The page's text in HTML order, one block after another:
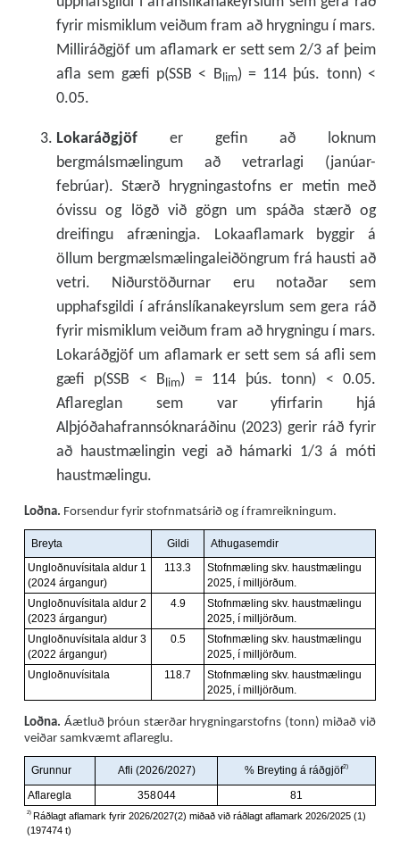
fyrir mismiklum veiðum fram að hrygningu í mars.
Milliráðgjöf um aflamark er sett sem 2/3 af þeim
afla sem gæfi p(SSB < B lim) = 114 þús. tonn) <
0.05.
Lokaráðgjöf er gefin að loknum
bergmálsmælingum að vetrarlagi (janúar-
febrúar). Stærð hrygningastofns er metin með
óvissu og lögð við gögn um spáða stærð og
dreifingu afræningja. Lokaaflamark byggir á
öllum bergmælsmælingaleiðöngrum frá hausti að
vetri. Niðurstöðurnar eru notaðar sem
upphafsgildi í afránslíkanakeyrslum sem gera ráð
fyrir mismiklum veiðum fram að hrygningu í mars.
Lokaráðgjöf um aflamark er sett sem sá afli sem
gæfi p(SSB < B lim) = 114 þús. tonn) < 0.05.
Aflareglan sem var yfirfarin hjá
Alþjóðahafrannsóknaráðinu (2023) gerir ráð fyrir
að haustmælingin vegi að hámarki 1/3 á móti
haustmælingu.
Loðna. Forsendur fyrir stofnmatsárið og í framreikningum.
Loðna. Áætluð þróun stærðar hrygningarstofns (tonn) miðað við
veiðar samkvæmt aflareglu.